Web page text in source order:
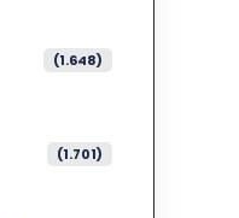
(1.648)
(1.701)